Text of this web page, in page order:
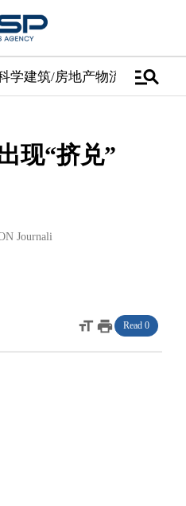
学建筑/房地产物流/配送汽车
manage_search
现“挤兑”
Journali
format_sizeprint Read 0